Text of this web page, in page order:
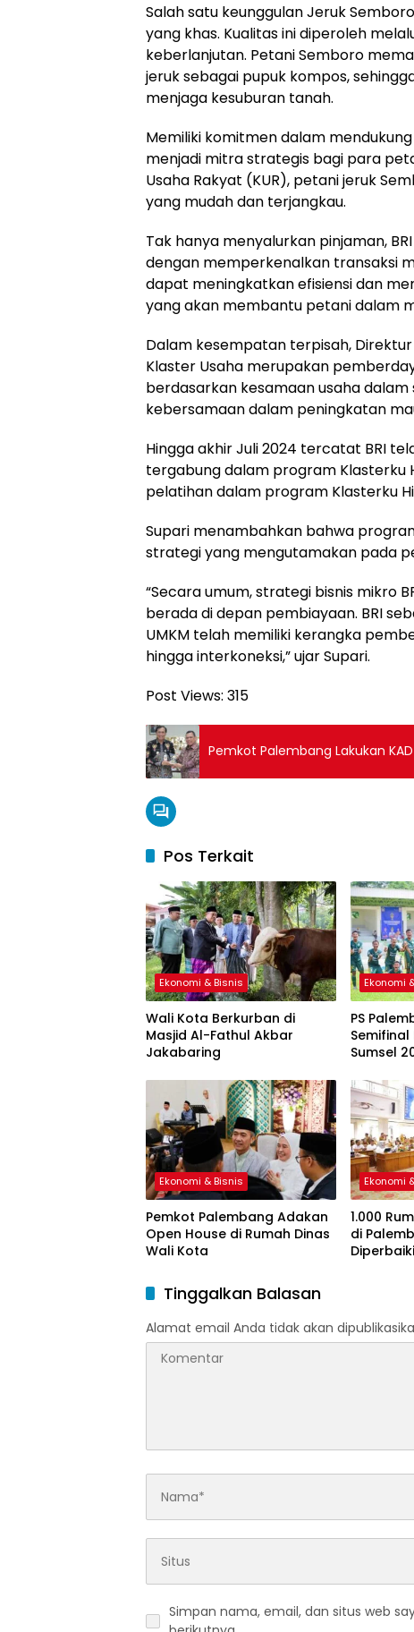
Salah satu keunggulan Jeruk
yang khas. Kualitas ini diperoleh
keberlanjutan. Petani Semboro
jeruk sebagai pupuk kompos,
menjaga kesuburan tanah.
Memiliki komitmen dalam
menjadi mitra strategis bagi para
Usaha Rakyat (KUR), petani jeruk
yang mudah dan terjangkau.
Tak hanya menyalurkan pinjaman,
dengan memperkenalkan transaksi
dapat meningkatkan efisiensi dan
yang akan membantu petani dalam
Dalam kesempatan terpisah,
Klaster Usaha merupakan
berdasarkan kesamaan usaha
kebersamaan dalam peningkatan
Hingga akhir Juli 2024 tercatat BRI
tergabung dalam program Klasterku
pelatihan dalam program Klasterku
Supari menambahkan bahwa
strategi yang mengutamakan pada
“Secara umum, strategi bisnis mikro
berada di depan pembiayaan. BRI
UMKM telah memiliki kerangka
hingga interkoneksi,” ujar Supari.
Post Views: 315
Pemkot Palembang Lakukan
Pos Terkait
Ekonomi & Bisnis
Wali Kota Berkurban di
Masjid Al-Fathul Akbar
Jakabaring
Ekonomi
PS
Sumsel
Ekonomi & Bisnis
Pemkot Palembang Adakan
Open House di Rumah Dinas
Wali Kota
Ekonomi
1.000
di
Diperbaiki
Tinggalkan Balasan
Alamat email Anda tidak akan
Simpan nama, email, dan situs web